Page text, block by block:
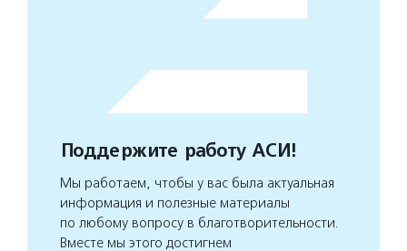
Поддержите работу АСИ!
Мы работаем, чтобы у вас была актуальная
информация и полезные материалы
по любому вопросу в благотворительности.
Вместе мы этого достигнем